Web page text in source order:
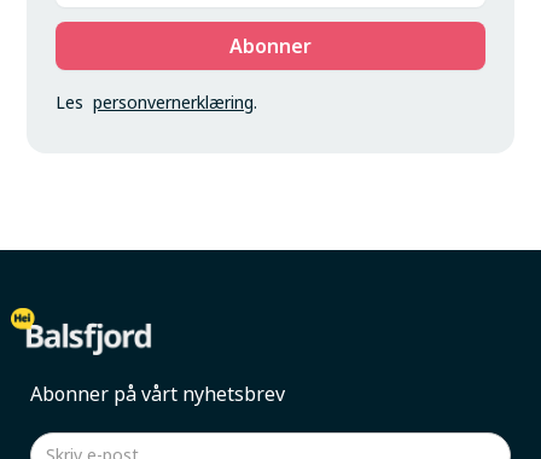
Lespersonvernerklæring.
Abonner på vårt nyhetsbrev